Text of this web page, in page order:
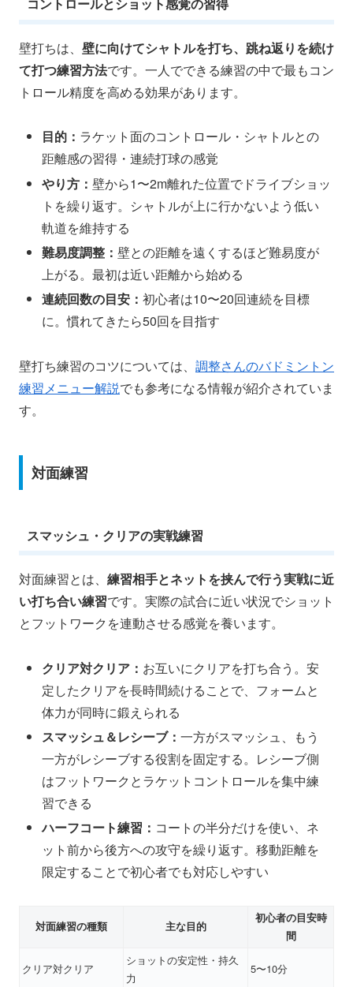
壁打ちは、 壁に向けてシャトルを打ち、跳ね返りを続け
て打つ練習方法です。一人でできる練習の中で最もコン
トロール精度を高める効果があります。
目的： ラケット面のコントロール・シャトルとの
距離感の習得・連続打球の感覚
やり方：壁から1〜2m離れた位置でドライブショッ
トを繰り返す。シャトルが上に行かないよう低い
軌道を維持する
難易度調整：壁との距離を遠くするほど難易度が
上がる。最初は近い距離から始める
連続回数の目安：初心者は10〜20回連続を目標
に。慣れてきたら50回を目指す
壁打ち練習のコツについては、 調整さんのバドミントン
練習メニュー解説でも参考になる情報が紹介されていま
す。
対面練習
スマッシュ・クリアの実戦練習
対面練習とは、 練習相手とネットを挟んで行う実戦に近
い打ち合い練習です。実際の試合に近い状況でショット
とフットワークを連動させる感覚を養います。
クリア対クリア： お互いにクリアを打ち合う。安
定したクリアを長時間続けることで、フォームと
体力が同時に鍛えられる
スマッシュ＆レシーブ：一方がスマッシュ、もう
一方がレシーブする役割を固定する。レシーブ側
はフットワークとラケットコントロールを集中練
習できる
ハーフコート練習： コートの半分だけを使い、ネ
ット前から後方への攻守を繰り返す。移動距離を
限定することで初心者でも対応しやすい
対面練習の種類 主な目的
初心者の目安時
間
クリア対クリア
ショットの安定性・持久
力
5〜10分